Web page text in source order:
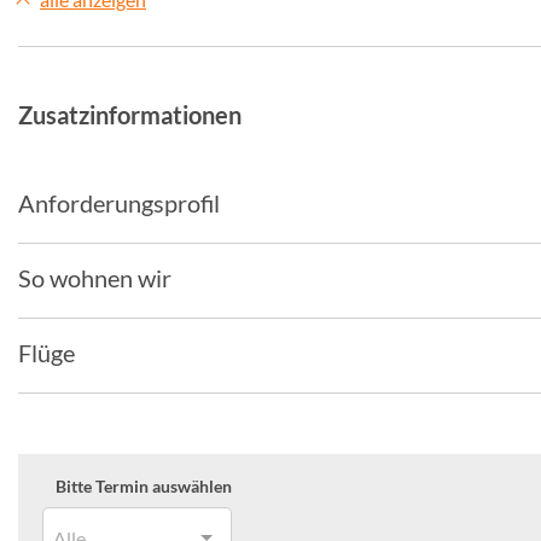
Zusatzinformationen
Anforderungsprofil
So wohnen wir
Flüge
Bitte Termin auswählen